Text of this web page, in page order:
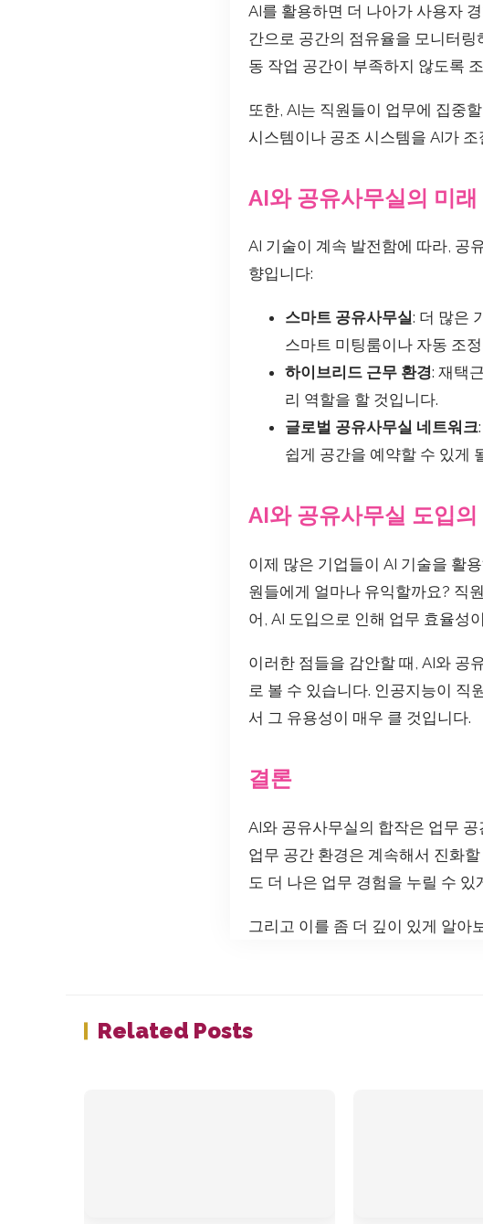
AI를 활용하면 더 나아가 사용자
간으로 공간의 점유율을 모니터
동 작업 공간이 부족하지 않도록
또한, AI는 직원들이 업무에 집중
시스템이나 공조 시스템을 AI가
AI와 공유사무실의 미래
AI 기술이 계속 발전함에 따라, 공
향입니다:
스마트 공유사무실: 더 많은
스마트 미팅룸이나 자동 조
하이브리드 근무 환경: 재택
리 역할을 할 것입니다.
글로벌 공유사무실 네트워크
쉽게 공간을 예약할 수 있게
AI와 공유사무실 도입의
이제 많은 기업들이 AI 기술을 활
원들에게 얼마나 유익할까요? 직
어, AI 도입으로 인해 업무 효율성
이러한 점들을 감안할 때, AI와 공
로 볼 수 있습니다. 인공지능이 직
서 그 유용성이 매우 클 것입니다.
결론
AI와 공유사무실의 합작은 업무
업무 공간 환경은 계속해서 진화
도 더 나은 업무 경험을 누릴 수
그리고 이를 좀 더 깊이 있게 알아
Related Posts